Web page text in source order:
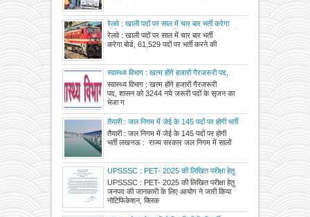
रेलवे : खाली पदों पर साल में चार बार भर्ती करेगा
बोर्ड, 61,529 पदों पर भर्ती करने की प्रक्रिया होगी
पूरी
रेलवे : खाली पदों पर साल में चार बार भर्ती
करेगा बोर्ड, 61,529 पदों पर भर्ती करने की
स्वास्थ्य विभाग : खत्म होंगे हजारों गैरजरूरी पद,
शासन को 3244 नये जरूरी पदों के सृजन का भेजा
गया प्रस्ताव
स्वास्थ्य विभाग : खत्म होंगे हजारों गैरजरूरी
पद, शासन को 3244 नये जरूरी पदों के सृजन का
भेजा ग
तैयारी : जल निगम में जेई के 145 पदों पर होगी भर्ती
तैयारी : जल निगम में जेई के 145 पदों पर होगी
भर्ती लखनऊ : राज्य सरकार जल निगम में सालों
UPSSSC : PET- 2025 की लिखित परीक्षा हेतु
जनपद की जानकारी के लिए आयोग ने जारी किया
नोटिफिकेशन, क्लिक करके देखें अपना परीक्षा जनपद
UPSSSC : PET- 2025 की लिखित परीक्षा हेतु
जनपद की जानकारी के लिए आयोग ने जारी किया
नोटिफिकेशन, क्लिक